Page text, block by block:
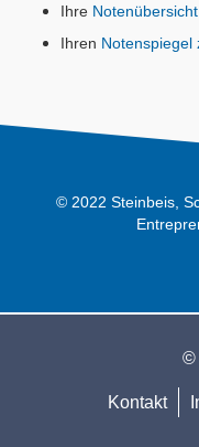
Ihre Notenübersicht
Ihren Notenspiegel
© 2022 Steinbeis,
©
Kontakt